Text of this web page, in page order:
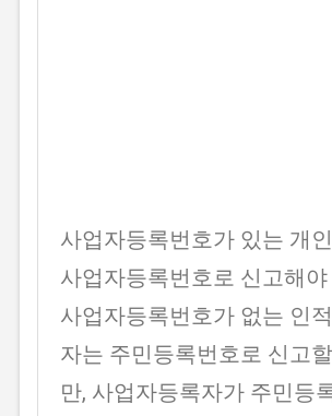
사업자등록번호가 있는 개
사업자등록번호로 신고해야
사업자등록번호가 없는 인
자는 주민등록번호로 신고
만, 사업자등록자가 주민등